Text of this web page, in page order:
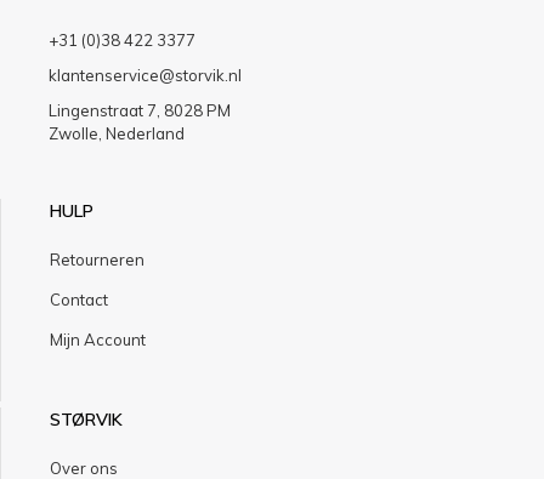
+31 (0)38 422 3377
klantenservice@storvik.nl
Lingenstraat 7, 8028 PM
Zwolle, Nederland
HULP
Retourneren
Contact
Mijn Account
STØRVIK
Over ons